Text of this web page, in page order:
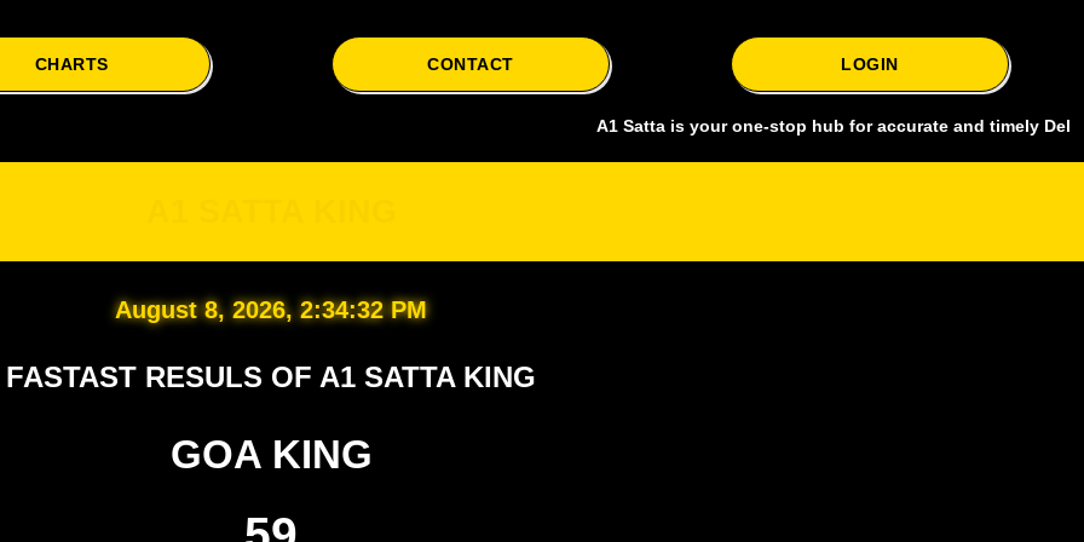
CHARTS CONTACT LOGIN
A1 Satta is your one-stop hub for accurate and timely Delhi bazar
August 8, 2026, 2:34:33 PM
FASTAST RESULS OF A1 SATTA KING
GOA KING